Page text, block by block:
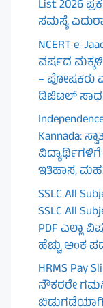
List 2026
ಸಮಸ್ಯೆ
NCERT e-
ವರ್ಷದ
– ಪೋಷಕರು
ಡಿಜಿಟಲ್
Kannada:
ವಿದ್ಯಾರ್ಥಿಗಳಿಗೆ
ಇತಿಹಾಸ,
SSLC All
SSLC All
PDF ಎಲ್ಲಾ
ಹೆಚ್ಚು ಅಂಕ
HRMS Pay
ನೌಕರರೇ